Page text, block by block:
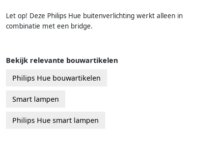
Let op! Deze Philips Hue buitenverlichting werkt alleen in
combinatie met een bridge.
Bekijk relevante bouwartikelen
Philips Hue bouwartikelen
Smart lampen
Philips Hue smart lampen